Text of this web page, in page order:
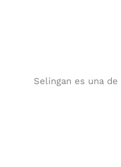
Selingan es una